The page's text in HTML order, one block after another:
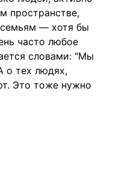
пространстве,
семьям — хотя бы
часто любое
словами: "Мы
о тех людях,
Это тоже нужно